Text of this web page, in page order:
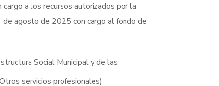
a los recursos autorizados por la
agosto de 2025 con cargo al fondo de
Social Municipal y de las
servicios profesionales)